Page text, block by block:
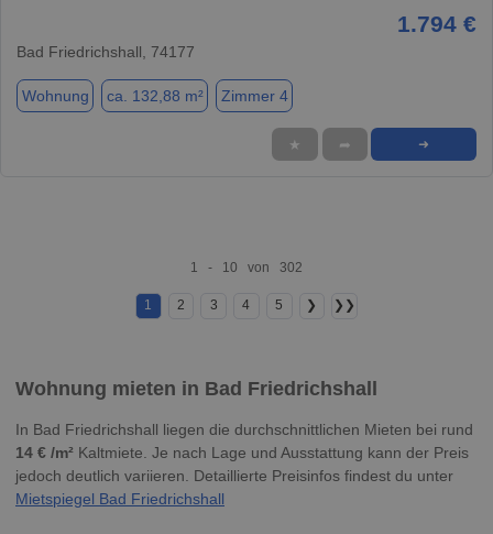
1.794 €
Bad Friedrichshall, 74177
Wohnung ca. 132,88 m² Zimmer 4
★ ➦ ➜
1 - 10 von 302
1 2 3 4 5 ❯ ❯❯
Wohnung mieten in Bad Friedrichshall
In Bad Friedrichshall liegen die durchschnittlichen Mieten bei rund
14 € /m² Kaltmiete. Je nach Lage und Ausstattung kann der Preis
jedoch deutlich variieren. Detaillierte Preisinfos findest du unter
Mietspiegel Bad Friedrichshall